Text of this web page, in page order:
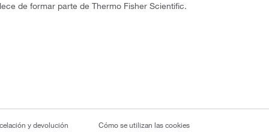
de formar parte de Thermo Fisher Scientific.
y devolución Cómo se utilizan las cookies